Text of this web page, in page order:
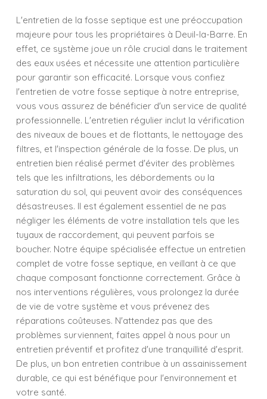
L'entretien de la fosse septique est une préoccupation
majeure pour tous les propriétaires à Deuil-la-Barre. En
effet, ce système joue un rôle crucial dans le traitement
des eaux usées et nécessite une attention particulière
pour garantir son efficacité. Lorsque vous confiez
l'entretien de votre fosse septique à notre entreprise,
vous vous assurez de bénéficier d'un service de qualité
professionnelle. L'entretien régulier inclut la vérification
des niveaux de boues et de flottants, le nettoyage des
filtres, et l'inspection générale de la fosse. De plus, un
entretien bien réalisé permet d'éviter des problèmes
tels que les infiltrations, les débordements ou la
saturation du sol, qui peuvent avoir des conséquences
désastreuses. Il est également essentiel de ne pas
négliger les éléments de votre installation tels que les
tuyaux de raccordement, qui peuvent parfois se
boucher. Notre équipe spécialisée effectue un entretien
complet de votre fosse septique, en veillant à ce que
chaque composant fonctionne correctement. Grâce à
nos interventions régulières, vous prolongez la durée
de vie de votre système et vous prévenez des
réparations coûteuses. N'attendez pas que des
problèmes surviennent, faites appel à nous pour un
entretien préventif et profitez d'une tranquillité d'esprit.
De plus, un bon entretien contribue à un assainissement
durable, ce qui est bénéfique pour l'environnement et
votre santé.